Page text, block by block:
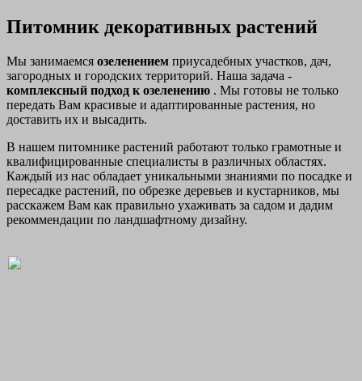
Питомник декоративных растений
Мы занимаемся озеленением приусадебных участков, дач,
загородных и городских территорий. Наша задача -
комплексный подход к озеленению . Мы готовы не только
передать Вам красивые и адаптированные растения, но
доставить их и высадить.
В нашем питомнике растений работают только грамотные и
квалифицированные специалисты в различных областях.
Каждый из нас обладает уникальными знаниями по посадке и
пересадке растений, по обрезке деревьев и кустарников, мы
расскажем Вам как правильно ухаживать за садом и дадим
рекоммендации по ландшафтному дизайну.